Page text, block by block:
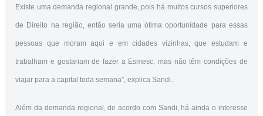
Existe uma demanda regional grande, pois há muitos cursos superiores
de Direito na região, então seria uma ótima oportunidade para essas
pessoas que moram aqui e em cidades vizinhas, que estudam e
trabalham e gostariam de fazer a Esmesc, mas não têm condições de
viajar para a capital toda semana”, explica Sandi.
Além da demanda regional, de acordo com Sandi, há ainda o interesse